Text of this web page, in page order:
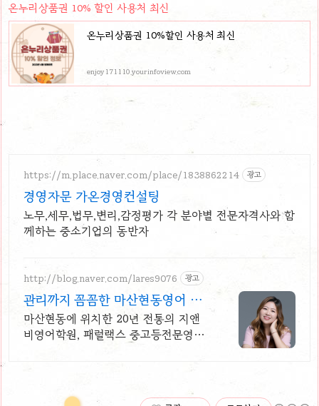
온누리상품권 10% 할인 사용처 최신
온누리상품권 10%할인 사용처 최신
enjoy171110.yourinfoview.com
https://m.place.naver.com/place/1838862214 광고
경영자문 가온경영컨설팅
노무,세무,법무,변리,감정평가 각 분야별 전문자격사와 함
께하는 중소기업의 동반자
http://blog.naver.com/lares9076 광고
관리까지 꼼꼼한 마산현동영어 현
동 지앤비영어학원
마산현동에 위치한 20년 전통의 지앤
비영어학원, 패럴랙스 중고등전문영어